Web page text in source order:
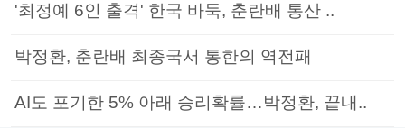
'최정예 6인 출격' 한국 바둑, 춘란배 통산 ..
박정환, 춘란배 최종국서 통한의 역전패
AI도 포기한 5% 아래 승리확률…박정환, 끝내..